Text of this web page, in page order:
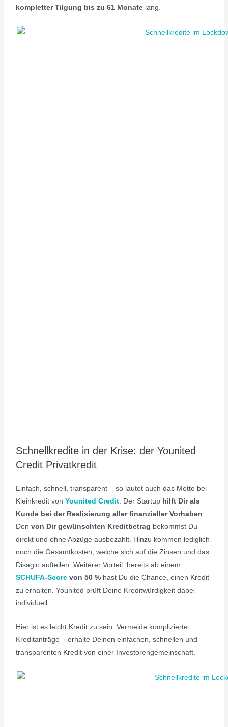
kompletter Tilgung bis zu 61 Monate lang.
Schnellkredite in der Krise: der Younited
Credit Privatkredit
Einfach, schnell, transparent – so lautet auch das Motto bei
Kleinkredit vonYounited Credit . Der Startup hilft Dir als
Kunde bei der Realisierung aller finanzieller Vorhaben
Denvon Dir gewünschten Kreditbetrag bekommst Du
direkt und ohne Abzüge ausbezahlt. Hinzu kommen lediglich
noch die Gesamtkosten, welche sich auf die Zinsen und das
Disagio aufteilen. Weiterer Vorteil: bereits ab einem
SCHUFA-Score von 50 % hast Du die Chance, einen Kredit
zu erhalten. Younited prüft Deine Kreditwürdigkeit dabei
individuell.
Hier ist es leicht Kredit zu sein: Vermeide komplizierte
Kreditanträge – erhalte Deinen einfachen, schnellen und
transparenten Kredit von einer Investorengemeinschaft.